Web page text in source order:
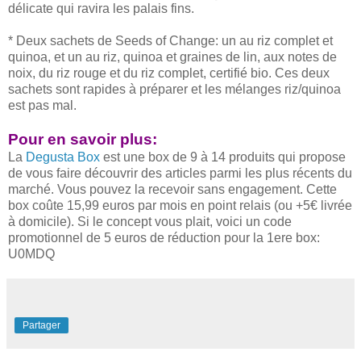
délicate qui ravira les palais fins.
* Deux sachets de Seeds of Change: un au riz complet et
quinoa, et un au riz, quinoa et graines de lin, aux notes de
noix, du riz rouge et du riz complet, certifié bio. Ces deux
sachets sont rapides à préparer et les mélanges riz/quinoa
est pas mal.
Pour en savoir plus:
La Degusta Box est une box de 9 à 14 produits qui propose
de vous faire découvrir des articles parmi les plus récents du
marché. Vous pouvez la recevoir sans engagement. Cette
box coûte 15,99 euros par mois en point relais (ou +5€ livrée
à domicile). Si le concept vous plait, voici un code
promotionnel de 5 euros de réduction pour la 1ere box:
U0MDQ
Partager